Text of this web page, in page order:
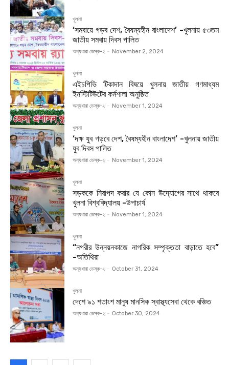
খুলনা
‘সমবায়ে গড়ব দেশ, বৈষম্যহীন বাংলাদেশ’ -খুলনায় ৫৩তম
জাতীয় সমবায় দিবস পালিত
অন্যধারা ডেস্ক-২ - November 2, 2024
খুলনা
এইচপিভি টিকাদান বিষয়ে খুলনায় জাতীয় গণমাধ্যম
ইনস্টিটিউটের কর্মশালা অনুষ্ঠিত
অন্যধারা ডেস্ক-২ - November 1, 2024
খুলনা
‘দক্ষ যুব গড়বে দেশ, বৈষম্যহীন বাংলাদেশ’ -খুলনায় জাতীয়
যুব দিবস পালিত
অন্যধারা ডেস্ক-২ - November 1, 2024
খুলনা
সড়ককে নিরাপদ করার যে কোন উদ্যোগের সাথে থাকবে
খুলনা বিশ্ববিদ্যালয় -উপাচার্য
অন্যধারা ডেস্ক-২ - November 1, 2024
খুলনা
“নগরীর উন্নয়নকাজে নাগরিক সম্পৃক্ততা বাড়াতে হবে”
-অতিথিরা
অন্যধারা ডেস্ক-২ - October 31, 2024
খুলনা
দেশে ৯১ শতাংশ মানুষ মানসিক স্বাস্থ্যসেবা থেকে বঞ্চিত
অন্যধারা ডেস্ক-২ - October 30, 2024